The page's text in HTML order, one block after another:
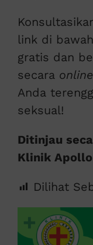
link di
gratis dan
secara online
Anda
seksual!
Ditinjau
Klinik
Dilihat